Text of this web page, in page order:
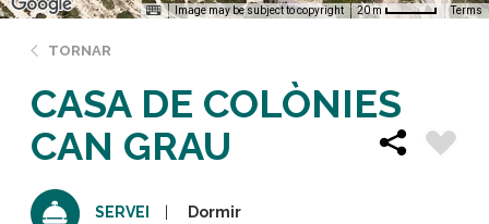
Image may be subject to copyright 20 m Terms
TORNAR
CASA DE COLÒNIES
CAN GRAU
SERVEI Dormir